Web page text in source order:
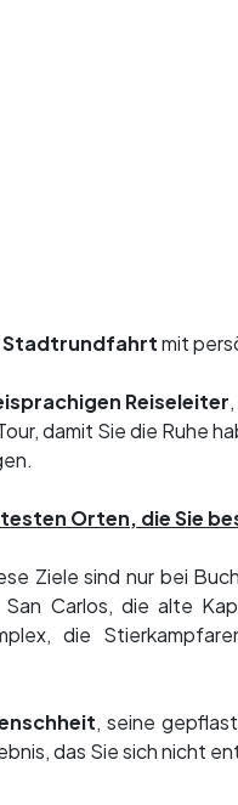
Stadtrundfahrtmit
Reiseleiter
damit Sie die Ruhe
Orten, die Sie
Ziele sind nur bei
Carlos, die alte
die
, seine
das Sie sich nicht